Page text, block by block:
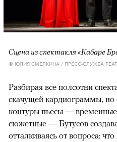
Сцена из спектакля «Кабаре
© ЮЛИЯ СМЕЛКИНА / ПРЕСС-СЛУЖБА
Разбирая все полсотни
скачущей кардиограммы,
контуры пьесы —
сюжетные — Бутусов
отталкиваясь от вопроса: